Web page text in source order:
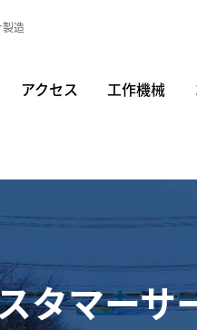
製造
アクセス 工作機械
タマーサ